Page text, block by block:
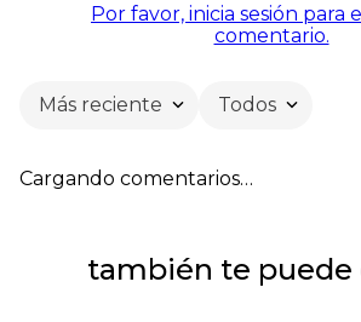
Por favor, inicia sesión para
comentario.
Más reciente Todos
Cargando comentarios…
también te puede